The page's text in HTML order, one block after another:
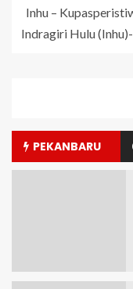
Inhu –
Indragiri Hulu
PEKANBARU